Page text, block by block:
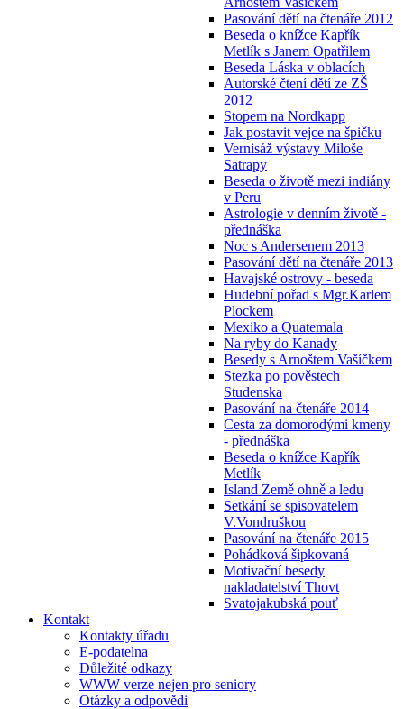
Pasování dětí na čtenáře 2012
Beseda o knížce Kapřík
Metlík s Janem Opatřilem
Beseda Láska v oblacích
Autorské čtení dětí ze ZŠ
2012
Stopem na Nordkapp
Jak postavit vejce na špičku
Vernisáž výstavy Miloše
Satrapy
Beseda o životě mezi indiány
v Peru
Astrologie v denním životě -
přednáška
Noc s Andersenem 2013
Pasování dětí na čtenáře 2013
Havajské ostrovy - beseda
Hudební pořad s Mgr.Karlem
Plockem
Mexiko a Quatemala
Na ryby do Kanady
Besedy s Arnoštem Vašíčkem
Stezka po pověstech
Studenska
Pasování na čtenáře 2014
Cesta za domorodými kmeny
- přednáška
Beseda o knížce Kapřík
Metlík
Island Země ohně a ledu
Setkání se spisovatelem
V.Vondruškou
Pasování na čtenáře 2015
Pohádková šipkovaná
Motivační besedy
nakladatelství Thovt
Svatojakubská pouť
Kontakt
Kontakty úřadu
E-podatelna
Důležité odkazy
WWW verze nejen pro seniory
Otázky a odpovědi